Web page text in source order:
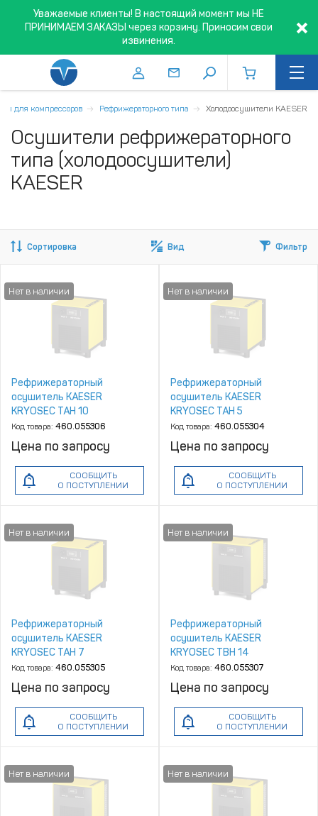
Уважаемые клиенты! В настоящий момент мы НЕ
ПРИНИМАЕМ ЗАКАЗЫ через корзину. Приносим свои
извинения.
для компрессоров Рефрижераторного типа Холодоосушители KAESER
Осушители рефрижераторного
типа (холодоосушители)
KAESER
Сортировка Вид Фильтр
Рефрижераторный
осушитель KAESER
KRYOSEC TAH 10
Код товара: 460.055306
Цена по запросу
СООБЩИТЬ
О ПОСТУПЛЕНИИ
Рефрижераторный
осушитель KAESER
KRYOSEC TAH 5
Код товара: 460.055304
Цена по запросу
СООБЩИТЬ
О ПОСТУПЛЕНИИ
Рефрижераторный
осушитель KAESER
KRYOSEC TAH 7
Код товара: 460.055305
Цена по запросу
СООБЩИТЬ
О ПОСТУПЛЕНИИ
Рефрижераторный
осушитель KAESER
KRYOSEC TBH 14
Код товара: 460.055307
Цена по запросу
СООБЩИТЬ
О ПОСТУПЛЕНИИ